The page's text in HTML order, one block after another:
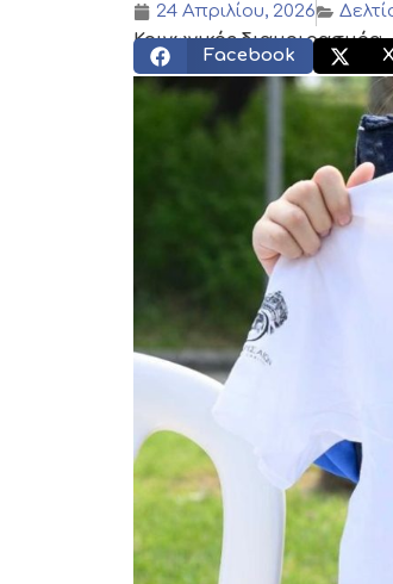
24 Απριλίου, 2026
Κοινωνικός διαμοιρασμός:
Facebook X